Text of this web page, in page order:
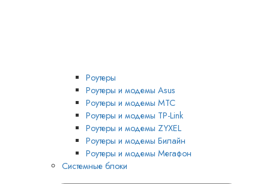
Роутеры
Роутеры и модемы Asus
Роутеры и модемы MTC
Роутеры и модемы TP-Link
Роутеры и модемы ZYXEL
Роутеры и модемы Билайн
Роутеры и модемы Мегафон
Системные блоки